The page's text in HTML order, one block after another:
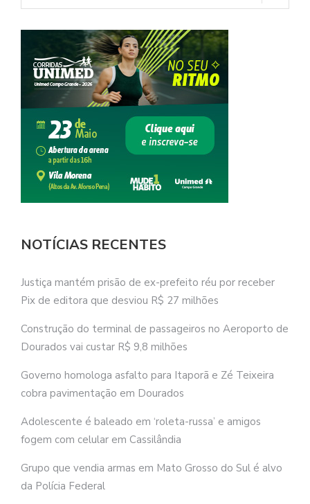
NOTÍCIAS RECENTES
Justiça mantém prisão de ex-prefeito réu por receber
Pix de editora que desviou R$ 27 milhões
Construção do terminal de passageiros no Aeroporto de
Dourados vai custar R$ 9,8 milhões
Governo homologa asfalto para Itaporã e Zé Teixeira
cobra pavimentação em Dourados
Adolescente é baleado em ‘roleta-russa’ e amigos
fogem com celular em Cassilândia
Grupo que vendia armas em Mato Grosso do Sul é alvo
da Polícia Federal